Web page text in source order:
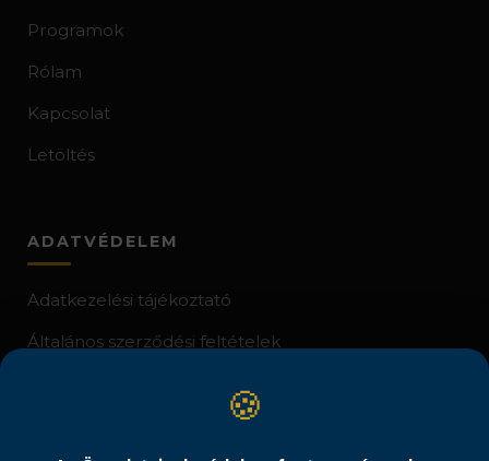
🍪
Programok
Rólam
Kapcsolat
Letöltés
ADATVÉDELEM
Adatkezelési tájékoztató
Általános szerződési feltételek